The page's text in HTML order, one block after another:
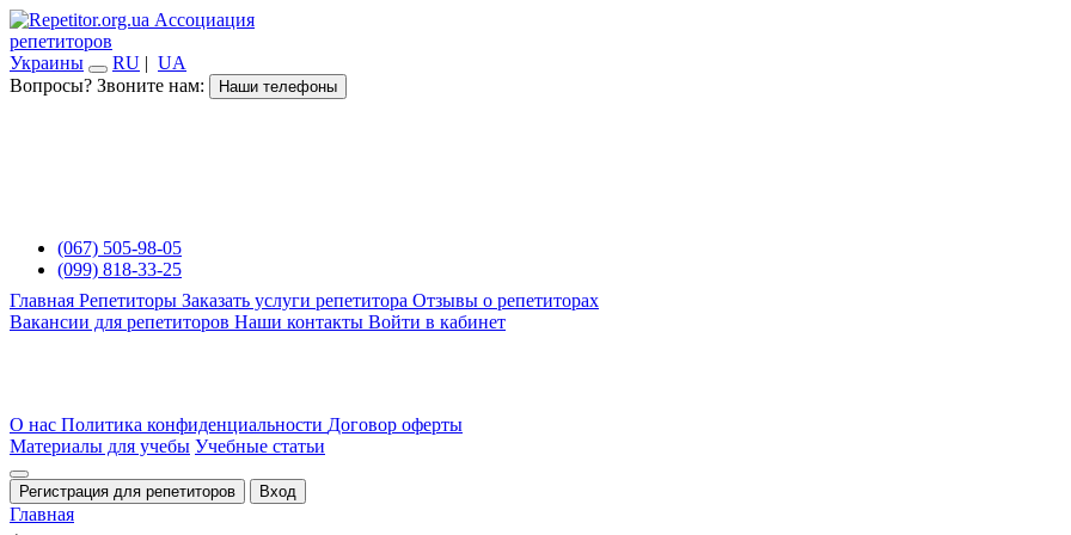
Ассоциация
репетиторов
Украины
RU | UA
Вопросы? Звоните нам:
Наши телефоны
(067) 505-98-05
(099) 818-33-25
Главная Репетиторы Заказать услуги репетитора Отзывы о репетиторах
Вакансии для репетиторов Наши контакты Войти в кабинет
О нас Политика конфиденциальности Договор оферты
Материалы для учебы Учебные статьи
Регистрация для репетиторов Вход
Главная